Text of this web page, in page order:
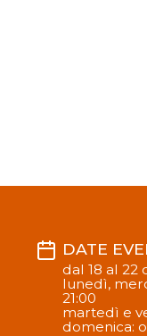
DATE
dal 18 al 22
lunedì,
21:00
martedì e
domenica: